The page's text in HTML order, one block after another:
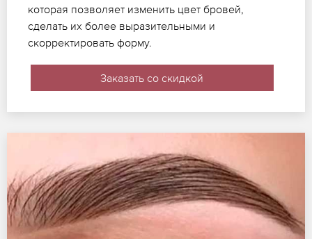
которая позволяет изменить цвет бровей,
сделать их более выразительными и
скорректировать форму.
Заказать со скидкой